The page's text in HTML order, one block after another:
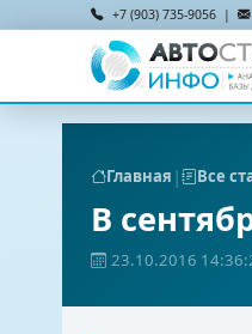
+7 (903) 735-9056 |
Главная | Все
В
23.10.2016